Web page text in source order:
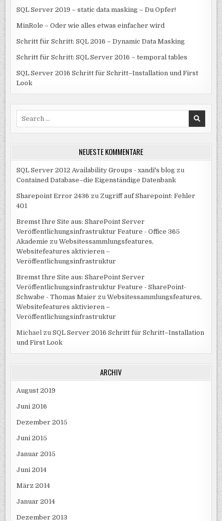
SQL Server 2019 – static data masking – Du Opfer!
MinRole – Oder wie alles etwas einfacher wird
Schritt für Schritt: SQL 2016 – Dynamic Data Masking
Schritt für Schritt: SQL Server 2016 – temporal tables
SQL Server 2016 Schritt für Schritt–Installation und First
Look
NEUESTE KOMMENTARE
SQL Server 2012 Availability Groups - xandi's blog zu
Contained Database–die Eigenständige Datenbank
Sharepoint Error 2436 zu Zugriff auf Sharepoint: Fehler
401
Bremst Ihre Site aus: SharePoint Server
Veröffentlichungsinfrastruktur Feature - Office 365
Akademie zuWebsitessammlungsfeatures,
Websitefeatures aktivieren –
Veröffentlichungsinfrastruktur
Bremst Ihre Site aus: SharePoint Server
Veröffentlichungsinfrastruktur Feature - SharePoint-
Schwabe - Thomas Maier zuWebsitessammlungsfeatures,
Websitefeatures aktivieren –
Veröffentlichungsinfrastruktur
Michael zuSQL Server 2016 Schritt für Schritt–Installation
und First Look
ARCHIV
August 2019
Juni 2016
Dezember 2015
Juni 2015
Januar 2015
Juni 2014
März 2014
Januar 2014
Dezember 2013